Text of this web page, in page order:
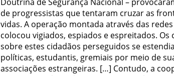
de progressistas que tentaram cruzar as
vidas. A operação montada através das
colocou vigiados, espiados e espreitados.
sobre estes cidadãos perseguidos se
políticas, estudantis, gremiais por meio de
associações estrangeiras. […] Contudo, a